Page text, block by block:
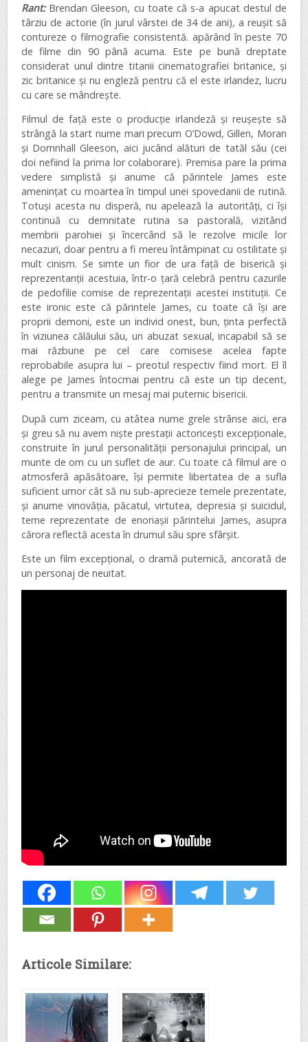
Rant:Brendan Gleeson, cu toate că s-a apucat destul de
târziu de actorie (în jurul vârstei de 34 de ani), a reușit să
contureze o filmografie consistentă. apărând în peste 70
de filme din 90 până acuma. Este pe bună dreptate
considerat unul dintre titanii cinematografiei britanice, și
zic britanice și nu engleză pentru că el este irlandez, lucru
cu care se mândrește.
Filmul de față este o producție irlandeză și reușește să
strângă la start nume mari precum O’Dowd, Gillen, Moran
și Domnhall Gleeson, aici jucând alături de tatăl său (cei
doi nefiind la prima lor colaborare). Premisa pare la prima
vedere simplistă și anume că părintele James este
amenințat cu moartea în timpul unei spovedanii de rutină.
Totuși acesta nu disperă, nu apelează la autorități, ci își
continuă cu demnitate rutina sa pastorală, vizitând
membrii parohiei și încercând să le rezolve micile lor
necazuri, doar pentru a fi mereu întâmpinat cu ostilitate și
mult cinism. Se simte un fior de ura față de biserică și
reprezentanții acestuia, într-o țară celebră pentru cazurile
de pedofilie comise de reprezentații acestei instituții. Ce
este ironic este că părintele James, cu toate că își are
proprii demoni, este un individ onest, bun, ținta perfectă
în viziunea călăului său, un abuzat sexual, incapabil să se
mai răzbune pe cel care comisese acelea fapte
reprobabile asupra lui – preotul respectiv fiind mort. El îl
alege pe James întocmai pentru că este un tip decent,
pentru a transmite un mesaj mai puternic bisericii.
După cum ziceam, cu atâtea nume grele strânse aici, era
și greu să nu avem niște prestații actoricești excepționale,
construite în jurul personalității personajului principal, un
munte de om cu un suflet de aur. Cu toate că filmul are o
atmosferă apăsătoare, își permite libertatea de a sufla
suficient umor cât să nu sub-aprecieze temele prezentate,
și anume vinovăția, păcatul, virtutea, depresia și suicidul,
teme reprezentate de enoriașii părintelui James, asupra
cărora reflectă acesta în drumul său spre sfârșit.
Este un film excepțional, o dramă puternică, ancorată de
un personaj de neuitat.
Articole Similare: